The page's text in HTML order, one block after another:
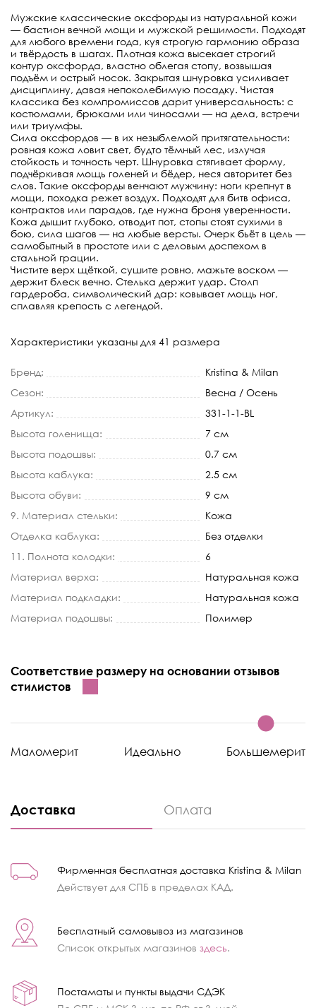
Мужские классические оксфорды из натуральной кожи
— бастион вечной мощи и мужской решимости. Подходят
для любого времени года, куя строгую гармонию образа
и твёрдость в шагах. Плотная кожа высекает строгий
контур оксфорда, властно облегая стопу, возвышая
подъём и острый носок. Закрытая шнуровка усиливает
дисциплину, давая непоколебимую посадку. Чистая
классика без компромиссов дарит универсальность: с
костюмами, брюками или чиносами — на дела, встречи
или триумфы.
Сила оксфордов — в их незыблемой притягательности:
ровная кожа ловит свет, будто тёмный лес, излучая
стойкость и точность черт. Шнуровка стягивает форму,
подчёркивая мощь голеней и бёдер, неся авторитет без
слов. Такие оксфорды венчают мужчину: ноги крепнут в
мощи, походка режет воздух. Подходят для битв офиса,
контрактов или парадов, где нужна броня уверенности.
Кожа дышит глубоко, отводит пот, стопы стоят сухими в
бою, сила шагов — на любые версты. Очерк бьёт в цель —
самобытный в простоте или с деловым доспехом в
стальной грации.
Чистите верх щёткой, сушите ровно, мажьте воском —
держит блеск вечно. Стелька держит удар. Столп
гардероба, символический дар: ковывает мощь ног,
сплавляя крепость с легендой.
Характеристики указаны для 41 размера
Бренд:
Kristina & Milan
Сезон:
Весна / Осень
Артикул:
331-1-1-BL
Высота голенища:
7 см
Высота подошвы:
0.7 см
Высота каблука:
2.5 см
Высота обуви:
9 см
9. Материал стельки:
Кожа
Отделка каблука:
Без отделки
11. Полнота колодки:
6
Материал верха:
Натуральная кожа
Материал подкладки:
Натуральная кожа
Материал подошвы:
Полимер
Соответствие размеру на основании отзывов
стилистов
Маломерит Идеально Большемерит
Доставка Оплата
Фирменная бесплатная доставка Kristina & Milan
Действует для СПБ в пределах КАД.
Бесплатный самовывоз из магазинов
Список открытых магазинов здесь.
Постаматы и пункты выдачи СДЭК